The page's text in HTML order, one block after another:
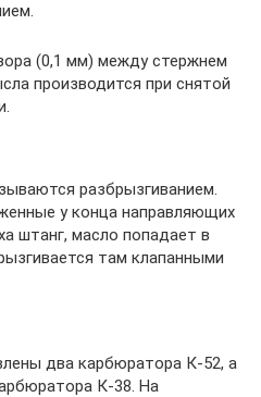
(0,1 мм) между стержнем
производится при снятой
разбрызгиванием.
у конца направляющих
штанг, масло попадает в
там клапанными
два карбюратора К-52, а
К-38. На